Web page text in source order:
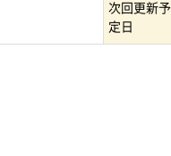
次回更新予
定日